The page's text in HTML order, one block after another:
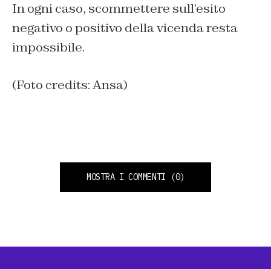
In ogni caso, scommettere sull’esito
negativo o positivo della vicenda resta
impossibile.
(Foto credits: Ansa)
MOSTRA I COMMENTI (0)